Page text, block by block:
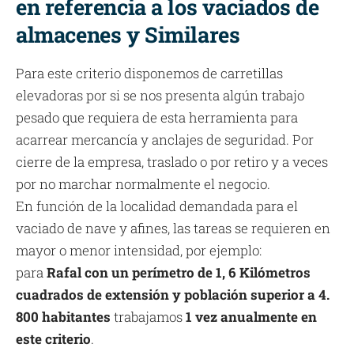
en referencia a los vaciados de
almacenes y Similares
Para este criterio disponemos de carretillas
elevadoras por si se nos presenta algún trabajo
pesado que requiera de esta herramienta para
acarrear mercancía y anclajes de seguridad. Por
cierre de la empresa, traslado o por retiro y a veces
por no marchar normalmente el negocio.
En función de la localidad demandada para el
vaciado de nave y afines, las tareas se requieren en
mayor o menor intensidad, por ejemplo:
paraRafal con un perímetro de 1, 6 Kilómetros
cuadrados de extensión y población superior a 4.
800 habitantes trabajamos1 vez anualmente en
este criterio.